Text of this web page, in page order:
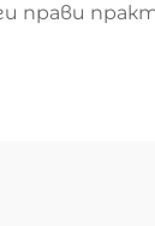
прави